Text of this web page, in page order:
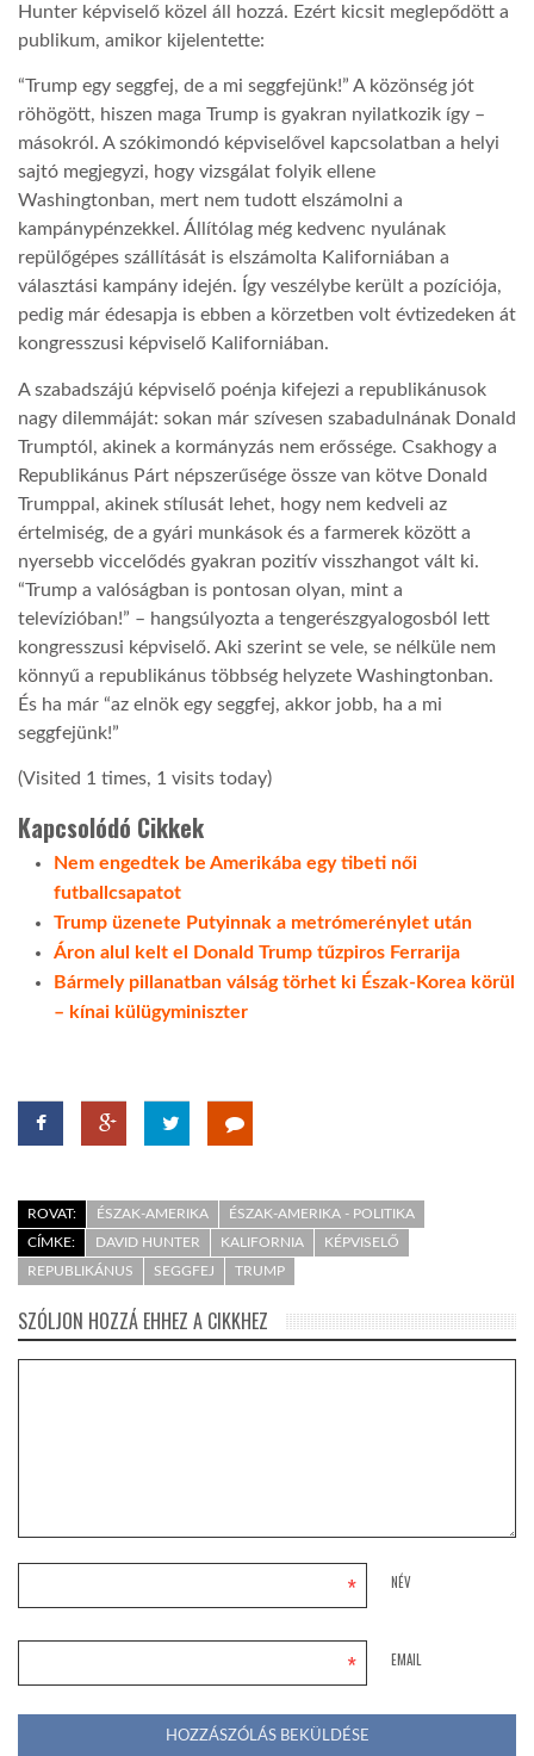
GLOBOZSARU
DOBRAVERO.HU
LATIMO.HU
GLOBOBOOK
Hunter képviselő közel áll hozzá. Ezért kicsit meglepődött a
publikum, amikor kijelentette:
“Trump egy seggfej, de a mi seggfejünk!” A közönség jót
röhögött, hiszen maga Trump is gyakran nyilatkozik így –
másokról. A szókimondó képviselővel kapcsolatban a helyi
sajtó megjegyzi, hogy vizsgálat folyik ellene
Washingtonban, mert nem tudott elszámolni a
kampánypénzekkel. Állítólag még kedvenc nyulának
repülőgépes szállítását is elszámolta Kaliforniában a
választási kampány idején. Így veszélybe került a pozíciója,
pedig már édesapja is ebben a körzetben volt évtizedeken át
kongresszusi képviselő Kaliforniában.
A szabadszájú képviselő poénja kifejezi a republikánusok
nagy dilemmáját: sokan már szívesen szabadulnának Donald
Trumptól, akinek a kormányzás nem erőssége. Csakhogy a
Republikánus Párt népszerűsége össze van kötve Donald
Trumppal, akinek stílusát lehet, hogy nem kedveli az
értelmiség, de a gyári munkások és a farmerek között a
nyersebb viccelődés gyakran pozitív visszhangot vált ki.
“Trump a valóságban is pontosan olyan, mint a
televízióban!” – hangsúlyozta a tengerészgyalogosból lett
kongresszusi képviselő. Aki szerint se vele, se nélküle nem
könnyű a republikánus többség helyzete Washingtonban.
És ha már “az elnök egy seggfej, akkor jobb, ha a mi
seggfejünk!”
(Visited 1 times, 1 visits today)
Kapcsolódó Cikkek
Nem engedtek be Amerikába egy tibeti női
futballcsapatot
Trump üzenete Putyinnak a metrómerénylet után
Áron alul kelt el Donald Trump tűzpiros Ferrarija
Bármely pillanatban válság törhet ki Észak-Korea körül
– kínai külügyminiszter
ROVAT: ÉSZAK-AMERIKA
ÉSZAK-AMERIKA - POLITIKA
CÍMKE:
DAVID HUNTER KALIFORNIA
KÉPVISELŐ
REPUBLIKÁNUS
SEGGFEJ TRUMP
SZÓLJON HOZZÁ EHHEZ A CIKKHEZ
NÉV
*
EMAIL
*